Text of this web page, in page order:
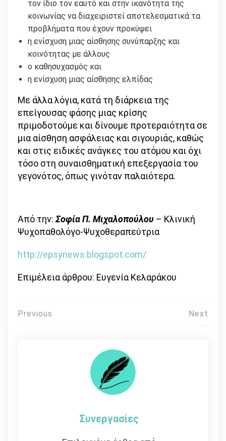
τον ίδιο τον εαυτό και στην ικανότητα της
κοινωνίας να διαχειριστεί αποτελεσματικά τα
προβλήματα που έχουν προκύψει
η ενίσχυση μιας αίσθησης συνύπαρξης και
κοινότητας με άλλους
ο καθησυχασμός και
η ενίσχυση μιας αίσθησης ελπίδας
Με άλλα λόγια, κατά τη διάρκεια της
επείγουσας φάσης μιας κρίσης
πριμοδοτούμε και δίνουμε προτεραιότητα σε
μια αίσθηση ασφάλειας και σιγουριάς, καθώς
και στις ειδικές ανάγκες του ατόμου και όχι
τόσο στη συναισθηματική επεξεργασία του
γεγονότος, όπως γινόταν παλαιότερα.
Από την:Σοφία Π. Μιχαλοπούλου – Κλινική
Ψυχοπαθολόγο-Ψυχοθεραπεύτρια
http://epsynews.blogspot.com/
Επιμέλεια άρθρου: Ευγενία Κελαράκου
Πλοήγηση
Previous Next
Συνεργασίες